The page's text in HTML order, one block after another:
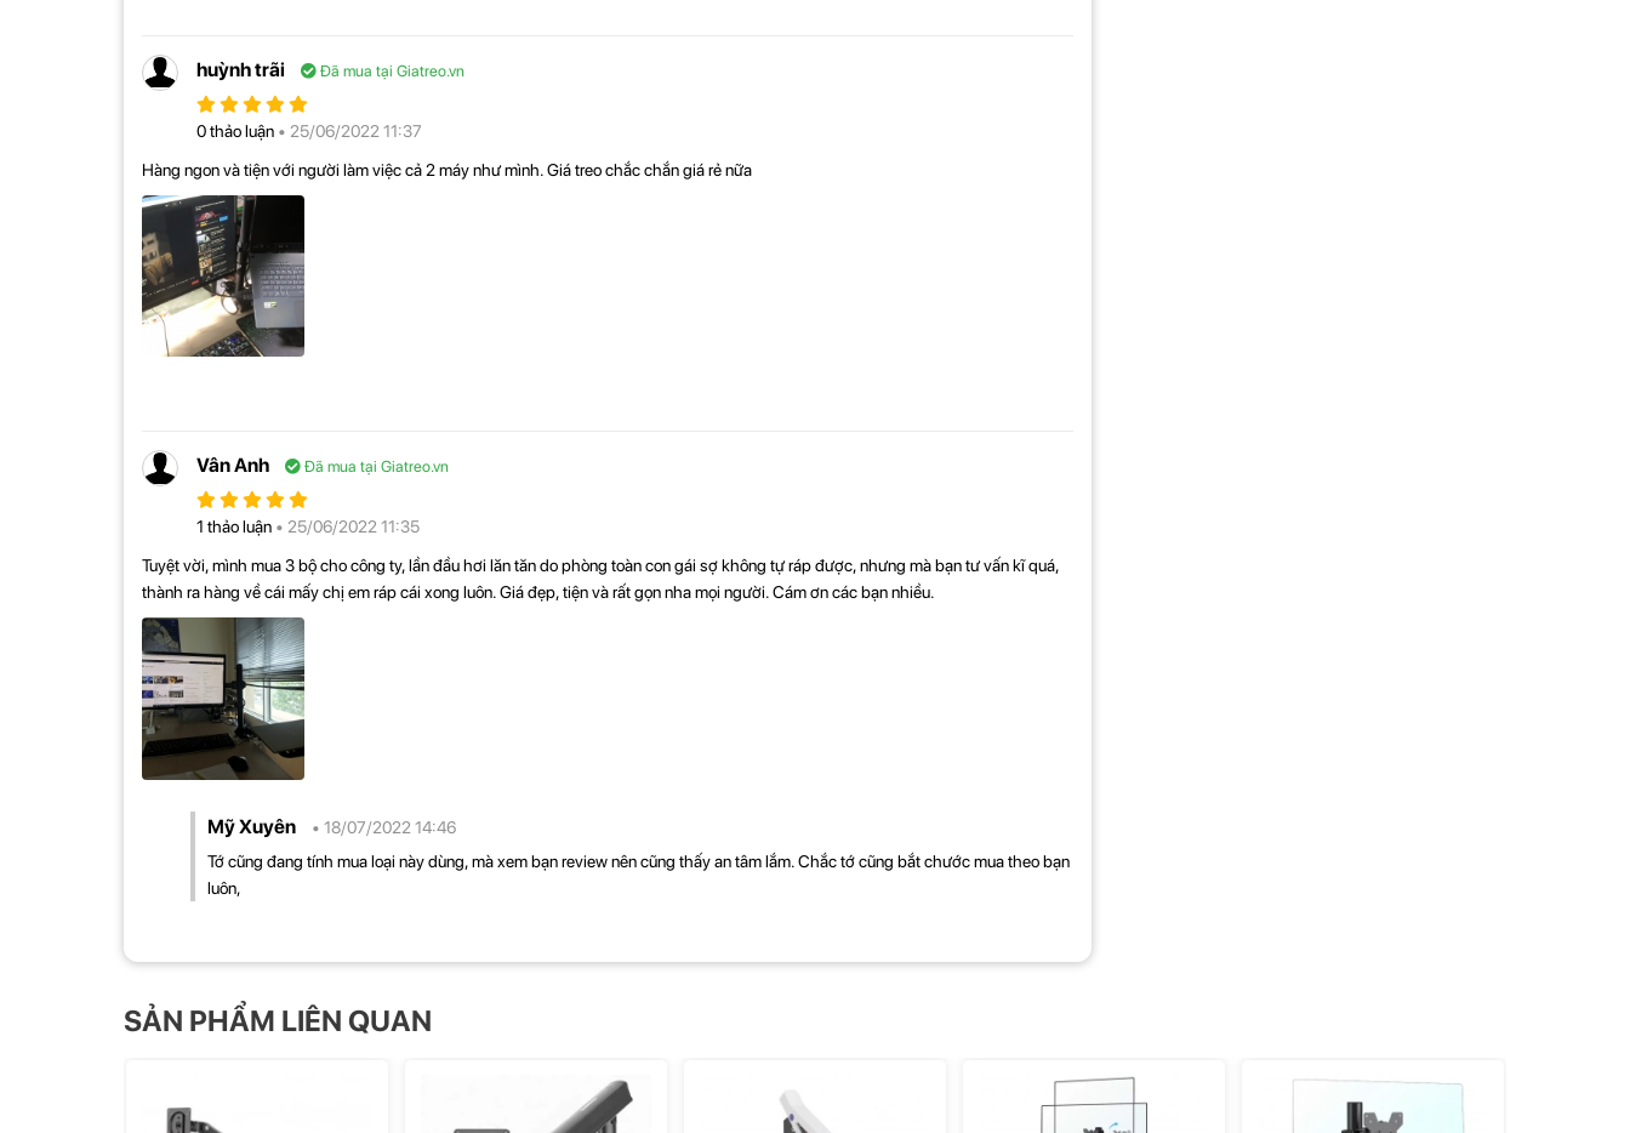
✔ Tay Đỡ Màn Hình :
+ Tải trọng: 8 Kg
+ Tương thích màn hình 17" - 32" ( hoặc màn lớn hơn với cân
nặng < 8Kg)
+ Xoay 360 Độ
+ Quay 360 Độ
+ Chiều dài cột: 40 cm
+ Chiều dài tay đỡ: ~38 cm
+ Loại Cao Cấp : Kích thước sải tay 2 khúc - tổng chiều
dài 38 cm
huỳnh trãi Đã mua tại Giatreo.vn
0 thảo luận • 25/06/2022 11:37
Hàng ngon và tiện với người làm việc cả 2 máy như mình. Giá treo chắc chắn giá rẻ nữa
Vân Anh Đã mua tại Giatreo.vn
1 thảo luận • 25/06/2022 11:35
Tuyệt vời, mình mua 3 bộ cho công ty, lần đầu hơi lăn tăn do phòng toàn con gái sợ không tự ráp được, nhưng mà bạn tư vấn kĩ quá,
thành ra hàng về cái mấy chị em ráp cái xong luôn. Giá đẹp, tiện và rất gọn nha mọi người. Cám ơn các bạn nhiều.
Mỹ Xuyên
• 18/07/2022 14:46
Tớ cũng đang tính mua loại này dùng, mà xem bạn review nên cũng thấy an tâm lắm. Chắc tớ cũng bắt chước mua theo bạn
luôn,
SẢN PHẨM LIÊN QUAN